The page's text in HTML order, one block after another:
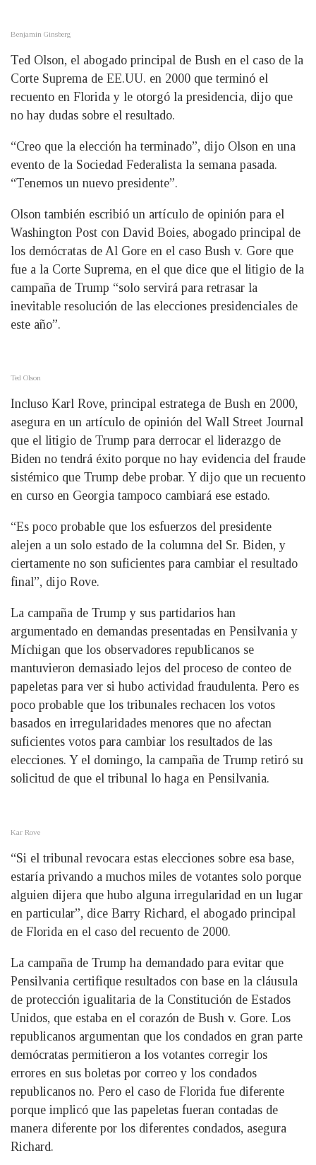
Benjamin Ginsberg
Ted Olson, el abogado principal de Bush en el caso de la
Corte Suprema de EE.UU. en 2000 que terminó el
recuento en Florida y le otorgó la presidencia, dijo que
no hay dudas sobre el resultado.
“Creo que la elección ha terminado”, dijo Olson en una
evento de la Sociedad Federalista la semana pasada.
“Tenemos un nuevo presidente”.
Olson también escribió un artículo de opinión para el
Washington Post con David Boies, abogado principal de
los demócratas de Al Gore en el caso Bush v. Gore que
fue a la Corte Suprema, en el que dice que el litigio de la
campaña de Trump “solo servirá para retrasar la
inevitable resolución de las elecciones presidenciales de
este año”.
Ted Olson
Incluso Karl Rove, principal estratega de Bush en 2000,
asegura en un artículo de opinión del Wall Street Journal
que el litigio de Trump para derrocar el liderazgo de
Biden no tendrá éxito porque no hay evidencia del fraude
sistémico que Trump debe probar. Y dijo que un recuento
en curso en Georgia tampoco cambiará ese estado.
“Es poco probable que los esfuerzos del presidente
alejen a un solo estado de la columna del Sr. Biden, y
ciertamente no son suficientes para cambiar el resultado
final”, dijo Rove.
La campaña de Trump y sus partidarios han
argumentado en demandas presentadas en Pensilvania y
Míchigan que los observadores republicanos se
mantuvieron demasiado lejos del proceso de conteo de
papeletas para ver si hubo actividad fraudulenta. Pero es
poco probable que los tribunales rechacen los votos
basados en irregularidades menores que no afectan
suficientes votos para cambiar los resultados de las
elecciones. Y el domingo, la campaña de Trump retiró su
solicitud de que el tribunal lo haga en Pensilvania.
Kar Rove
“Si el tribunal revocara estas elecciones sobre esa base,
estaría privando a muchos miles de votantes solo porque
alguien dijera que hubo alguna irregularidad en un lugar
en particular”, dice Barry Richard, el abogado principal
de Florida en el caso del recuento de 2000.
La campaña de Trump ha demandado para evitar que
Pensilvania certifique resultados con base en la cláusula
de protección igualitaria de la Constitución de Estados
Unidos, que estaba en el corazón de Bush v. Gore. Los
republicanos argumentan que los condados en gran parte
demócratas permitieron a los votantes corregir los
errores en sus boletas por correo y los condados
republicanos no. Pero el caso de Florida fue diferente
porque implicó que las papeletas fueran contadas de
manera diferente por los diferentes condados, asegura
Richard.